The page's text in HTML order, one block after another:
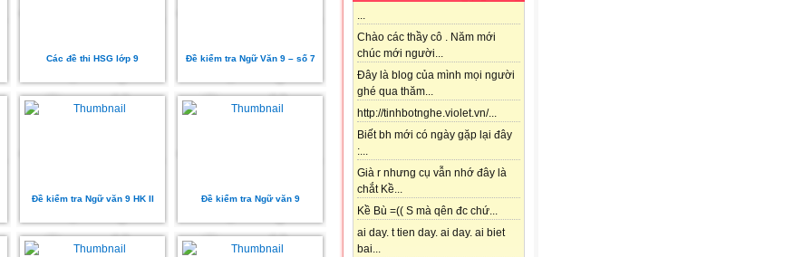
...
Chào các thầy cô . Năm mới
chúc mới người...
Đây là blog của mình mọi người
ghé qua thăm...
http://tinhbotnghe.violet.vn/...
Biết bh mới có ngày gặp lại đây
:...
Già r nhưng cụ vẫn nhớ đây là
chắt Kề...
Kề Bù =(( S mà qên đc chứ...
ai day. t tien day. ai day. ai biet
bai...
Các đề thi HSG lớp 9 Đề kiểm tra Ngữ Văn 9 – số 7
Đề kiểm tra Ngữ văn 9 HK II Đề kiểm tra Ngữ văn 9